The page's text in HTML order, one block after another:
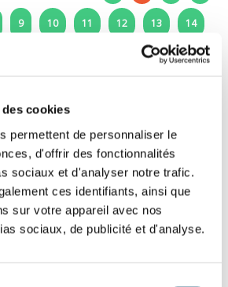
cookies
permettent de personnaliser le
d'offrir des fonctionnalités
sociaux et d'analyser notre trafic.
ces identifiants, ainsi que
sur votre appareil avec nos
sociaux, de publicité et d'analyse.
9 10 11 12 13 14
- shuffled letters: The
adverbs
adverb, put the letters in the
right order.